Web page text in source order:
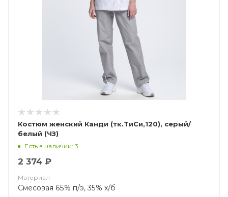
Костюм женский Канди (тк.ТиСи,120), серый/
белый (ЧЗ)
Есть в наличии: 3
2 374 ₽
Материал
Смесовая 65% п/э, 35% х/б